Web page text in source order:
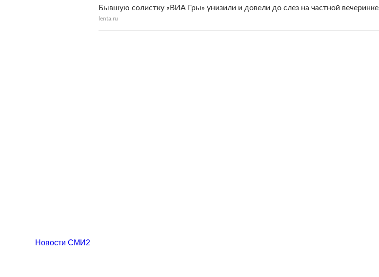
Бывшую солистку «ВИА Гры» унизили и довели до слез на частной вечеринке
lenta.ru
Новости СМИ2